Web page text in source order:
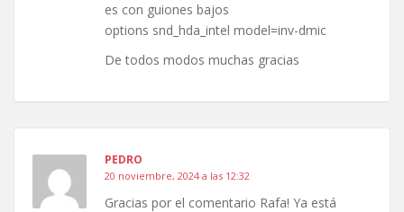
es con guiones bajos
options snd_hda_intel model=inv-dmic
De todos modos muchas gracias
PEDRO
20 noviembre, 2024 a las 12:32
Gracias por el comentario Rafa! Ya está